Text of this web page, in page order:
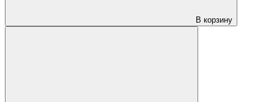
В корзину